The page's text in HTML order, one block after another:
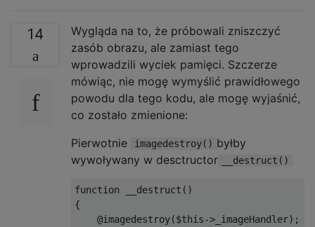
14
Wygląda na to, że próbowali zniszczyć
zasób obrazu, ale zamiast tego
wprowadzili wyciek pamięci. Szczerze
mówiąc, nie mogę wymyślić prawidłowego
powodu dla tego kodu, ale mogę wyjaśnić,
co zostało zmienione:
Pierwotnie
imagedestroy() byłby
wywoływany w desctructor
__destruct()
function __destruct ()
{
@imagedestroy($this-> _imageHandler);